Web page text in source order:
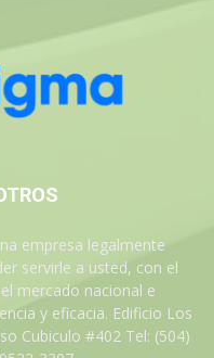
empresa legalmente
servirle a usted, con el
mercado nacional e
y eficacia. Edificio Los
Cubiculo #402 Tel: (504)